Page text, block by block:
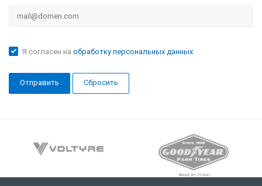
Я согласен на обработку персональных данных
Сбросить